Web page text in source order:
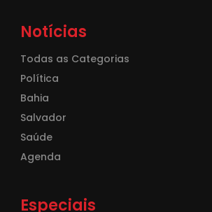
Notícias
Todas as Categorias
Política
Bahia
Salvador
Saúde
Agenda
Especiais